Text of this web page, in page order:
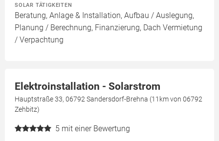
SOLAR TÄTIGKEITEN
Beratung, Anlage & Installation, Aufbau / Auslegung,
Planung / Berechnung, Finanzierung, Dach Vermietung
/ Verpachtung
Elektroinstallation - Solarstrom
Hauptstraße 33, 06792 Sandersdorf-Brehna (11km von 06792
Zehbitz)
5 mit einer Bewertung